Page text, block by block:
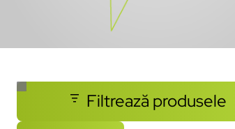
Filtrează produsele